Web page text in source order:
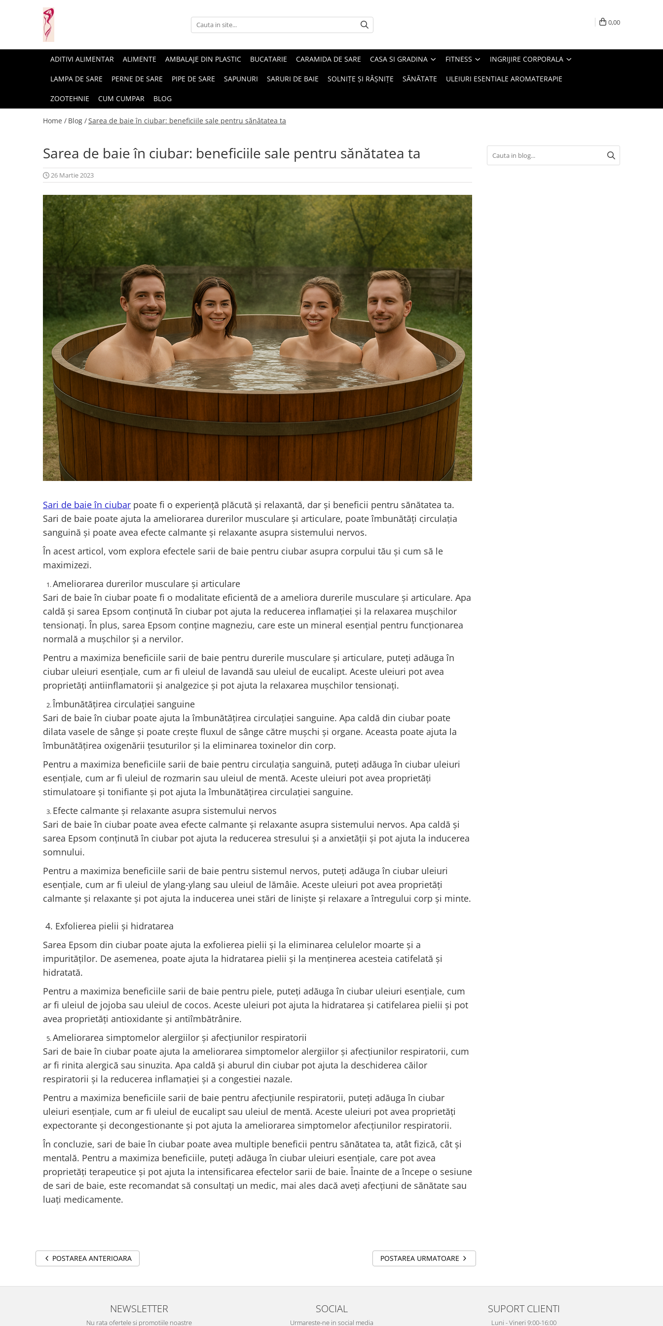
Casa si gradina
Leagane si scaune
Ingrijire corporala
Ingrijirea unghiilor
0,00
ADITIVI ALIMENTAR ALIMENTE AMBALAJE DIN PLASTIC BUCATARIE CARAMIDA DE SARE CASA SI GRADINA FITNESS INGRIJIRE CORPORALA
LAMPA DE SARE PERNE DE SARE PIPE DE SARE SAPUNURI SARURI DE BAIE SOLNIȚE ȘI RÂȘNIȚE SĂNĂTATE ULEIURI ESENTIALE AROMATERAPIE
ZOOTEHNIE CUM CUMPAR BLOG
Home / Blog /Sarea de baie în ciubar: beneficiile sale pentru sănătatea ta
Sarea de baie în ciubar: beneficiile sale pentru sănătatea ta
26 Martie 2023
Sari de baie în ciubar poate fi o experiență plăcută și relaxantă, dar și beneficii pentru sănătatea ta.
Sari de baie poate ajuta la ameliorarea durerilor musculare și articulare, poate îmbunătăți circulația
sanguină și poate avea efecte calmante și relaxante asupra sistemului nervos.
În acest articol, vom explora efectele sarii de baie pentru ciubar asupra corpului tău și cum să le
maximizezi.
Ameliorarea durerilor musculare și articulare
Sari de baie în ciubar poate fi o modalitate eficientă de a ameliora durerile musculare și articulare. Apa
caldă și sarea Epsom conținută în ciubar pot ajuta la reducerea inflamației și la relaxarea mușchilor
tensionați. În plus, sarea Epsom conține magneziu, care este un mineral esențial pentru funcționarea
normală a mușchilor și a nervilor.
Pentru a maximiza beneficiile sarii de baie pentru durerile musculare și articulare, puteți adăuga în
ciubar uleiuri esențiale, cum ar fi uleiul de lavandă sau uleiul de eucalipt. Aceste uleiuri pot avea
proprietăți antiinflamatorii și analgezice și pot ajuta la relaxarea mușchilor tensionați.
Îmbunătățirea circulației sanguine
Sari de baie în ciubar poate ajuta la îmbunătățirea circulației sanguine. Apa caldă din ciubar poate
dilata vasele de sânge și poate crește fluxul de sânge către mușchi și organe. Aceasta poate ajuta la
îmbunătățirea oxigenării țesuturilor și la eliminarea toxinelor din corp.
Pentru a maximiza beneficiile sarii de baie pentru circulația sanguină, puteți adăuga în ciubar uleiuri
esențiale, cum ar fi uleiul de rozmarin sau uleiul de mentă. Aceste uleiuri pot avea proprietăți
stimulatoare și tonifiante și pot ajuta la îmbunătățirea circulației sanguine.
Efecte calmante și relaxante asupra sistemului nervos
Sari de baie în ciubar poate avea efecte calmante și relaxante asupra sistemului nervos. Apa caldă și
sarea Epsom conținută în ciubar pot ajuta la reducerea stresului și a anxietății și pot ajuta la inducerea
somnului.
Pentru a maximiza beneficiile sarii de baie pentru sistemul nervos, puteți adăuga în ciubar uleiuri
esențiale, cum ar fi uleiul de ylang-ylang sau uleiul de lămâie. Aceste uleiuri pot avea proprietăți
calmante și relaxante și pot ajuta la inducerea unei stări de liniște și relaxare a întregului corp și minte.
4. Exfolierea pielii și hidratarea
Sarea Epsom din ciubar poate ajuta la exfolierea pielii și la eliminarea celulelor moarte și a
impurităților. De asemenea, poate ajuta la hidratarea pielii și la menținerea acesteia catifelată și
hidratată.
Pentru a maximiza beneficiile sarii de baie pentru piele, puteți adăuga în ciubar uleiuri esențiale, cum
ar fi uleiul de jojoba sau uleiul de cocos. Aceste uleiuri pot ajuta la hidratarea și catifelarea pielii și pot
avea proprietăți antioxidante și antiîmbătrânire.
Ameliorarea simptomelor alergiilor și afecțiunilor respiratorii
Sari de baie în ciubar poate ajuta la ameliorarea simptomelor alergiilor și afecțiunilor respiratorii, cum
ar fi rinita alergică sau sinuzita. Apa caldă și aburul din ciubar pot ajuta la deschiderea căilor
respiratorii și la reducerea inflamației și a congestiei nazale.
Pentru a maximiza beneficiile sarii de baie pentru afecțiunile respiratorii, puteți adăuga în ciubar
uleiuri esențiale, cum ar fi uleiul de eucalipt sau uleiul de mentă. Aceste uleiuri pot avea proprietăți
expectorante și decongestionante și pot ajuta la ameliorarea simptomelor afecțiunilor respiratorii.
În concluzie, sari de baie în ciubar poate avea multiple beneficii pentru sănătatea ta, atât fizică, cât și
mentală. Pentru a maximiza beneficiile, puteți adăuga în ciubar uleiuri esențiale, care pot avea
proprietăți terapeutice și pot ajuta la intensificarea efectelor sarii de baie. Înainte de a începe o sesiune
de sari de baie, este recomandat să consultați un medic, mai ales dacă aveți afecțiuni de sănătate sau
luați medicamente.
POSTAREA URMATOARE
POSTAREA ANTERIOARA
NEWSLETTER
Nu rata ofertele si promotiile noastre
SOCIAL
Urmareste-ne in social media
SUPORT CLIENTI
Luni - Vineri 9:00-16:00